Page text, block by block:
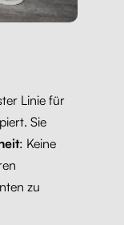
Linie für
Sie
: Keine
zu